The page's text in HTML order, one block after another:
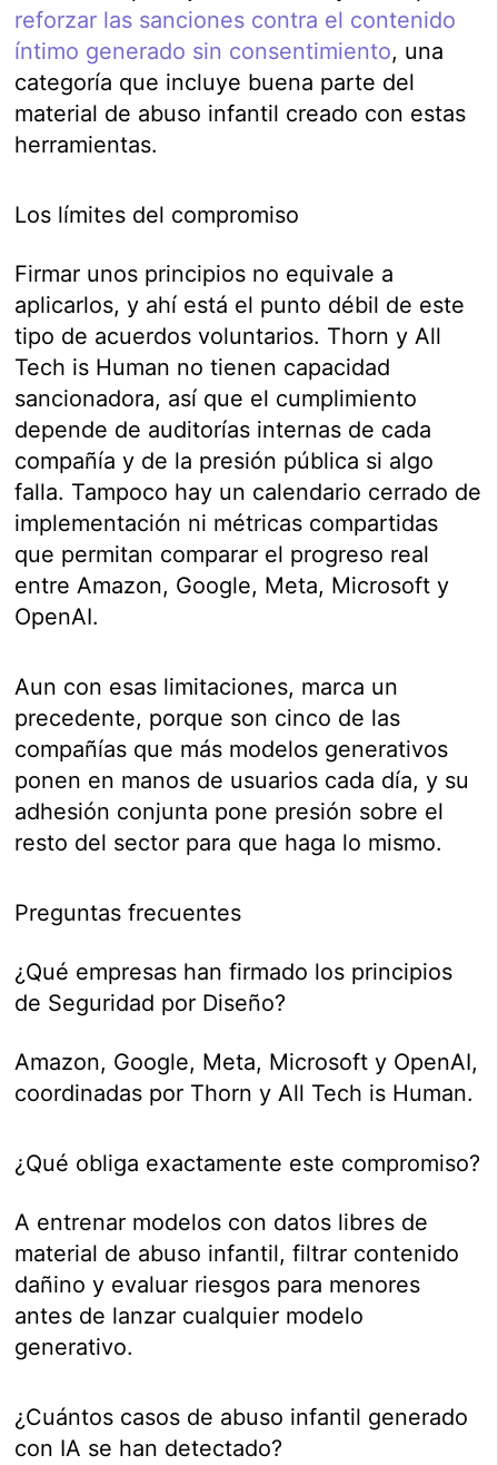
reforzar las sanciones contra el contenido
íntimo generado sin consentimiento, una
categoría que incluye buena parte del
material de abuso infantil creado con estas
herramientas.
Los límites del compromiso
Firmar unos principios no equivale a
aplicarlos, y ahí está el punto débil de este
tipo de acuerdos voluntarios. Thorn y All
Tech is Human no tienen capacidad
sancionadora, así que el cumplimiento
depende de auditorías internas de cada
compañía y de la presión pública si algo
falla. Tampoco hay un calendario cerrado de
implementación ni métricas compartidas
que permitan comparar el progreso real
entre Amazon, Google, Meta, Microsoft y
OpenAI.
Aun con esas limitaciones, marca un
precedente, porque son cinco de las
compañías que más modelos generativos
ponen en manos de usuarios cada día, y su
adhesión conjunta pone presión sobre el
resto del sector para que haga lo mismo.
Preguntas frecuentes
¿Qué empresas han firmado los principios
de Seguridad por Diseño?
Amazon, Google, Meta, Microsoft y OpenAI,
coordinadas por Thorn y All Tech is Human.
¿Qué obliga exactamente este compromiso?
A entrenar modelos con datos libres de
material de abuso infantil, filtrar contenido
dañino y evaluar riesgos para menores
antes de lanzar cualquier modelo
generativo.
¿Cuántos casos de abuso infantil generado
con IA se han detectado?